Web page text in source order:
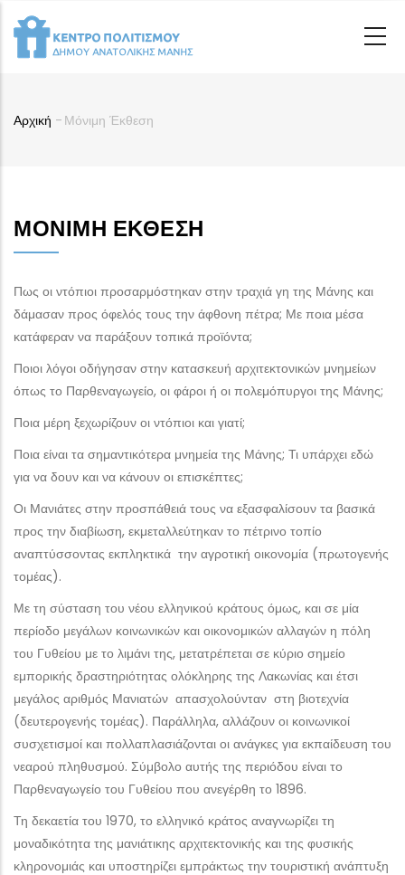
Παράκαμψη
προς
Breadcrumb
Αρχική - Μόνιμη Έκθεση
ΜΌΝΙΜΗ ΈΚΘΕΣΗ
Πως οι ντόπιοι προσαρμόστηκαν στην τραχιά γη της Μάνης και
δάμασαν προς όφελός τους την άφθονη πέτρα; Με ποια μέσα
κατάφεραν να παράξουν τοπικά προϊόντα;
Ποιοι λόγοι οδήγησαν στην κατασκευή αρχιτεκτονικών μνημείων
όπως το Παρθεναγωγείο, οι φάροι ή οι πολεμόπυργοι της Μάνης;
Ποια μέρη ξεχωρίζουν οι ντόπιοι και γιατί;
Ποια είναι τα σημαντικότερα μνημεία της Μάνης; Τι υπάρχει εδώ
για να δουν και να κάνουν οι επισκέπτες;
Οι Μανιάτες στην προσπάθειά τους να εξασφαλίσουν τα βασικά
προς την διαβίωση, εκμεταλλεύτηκαν το πέτρινο τοπίο
αναπτύσσοντας εκπληκτικά την αγροτική οικονομία (πρωτογενής
τομέας).
Με τη σύσταση του νέου ελληνικού κράτους όμως, και σε μία
περίοδο μεγάλων κοινωνικών και οικονομικών αλλαγών η πόλη
του Γυθείου με το λιμάνι της, μετατρέπεται σε κύριο σημείο
εμπορικής δραστηριότητας ολόκληρης της Λακωνίας και έτσι
μεγάλος αριθμός Μανιατών απασχολούνταν στη βιοτεχνία
(δευτερογενής τομέας). Παράλληλα, αλλάζουν οι κοινωνικοί
συσχετισμοί και πολλαπλασιάζονται οι ανάγκες για εκπαίδευση του
νεαρού πληθυσμού. Σύμβολο αυτής της περιόδου είναι το
Παρθεναγωγείο του Γυθείου που ανεγέρθη το 1896.
Τη δεκαετία του 1970, το ελληνικό κράτος αναγνωρίζει τη
μοναδικότητα της μανιάτικης αρχιτεκτονικής και της φυσικής
κληρονομιάς και υποστηρίζει εμπράκτως την τουριστική ανάπτυξη